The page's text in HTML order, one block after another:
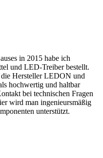
in 2015 habe ich
und LED-Treiber bestellt.
Hersteller LEDON und
hochwertig und haltbar
bei technischen Fragen
wird man ingenieursmäßig
unterstützt.